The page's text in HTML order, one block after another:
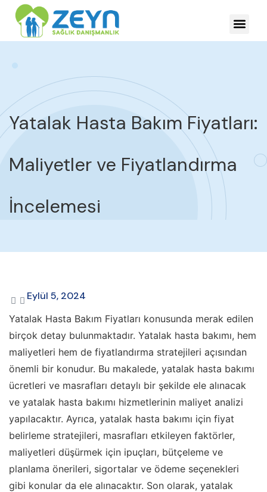
Yatalak Hasta Bakım Fiyatları:
Maliyetler ve Fiyatlandırma
İncelemesi
Eylül 5, 2024
Yatalak Hasta Bakım Fiyatları konusunda merak edilen
birçok detay bulunmaktadır. Yatalak hasta bakımı, hem
maliyetleri hem de fiyatlandırma stratejileri açısından
önemli bir konudur. Bu makalede, yatalak hasta bakımı
ücretleri ve masrafları detaylı bir şekilde ele alınacak
ve yatalak hasta bakımı hizmetlerinin maliyet analizi
yapılacaktır. Ayrıca, yatalak hasta bakımı için fiyat
belirleme stratejileri, masrafları etkileyen faktörler,
maliyetleri düşürmek için ipuçları, bütçeleme ve
planlama önerileri, sigortalar ve ödeme seçenekleri
gibi konular da ele alınacaktır. Son olarak, yatalak